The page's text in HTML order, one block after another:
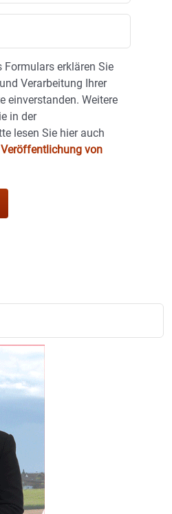
Formulars erklären Sie
Verarbeitung Ihrer
einverstanden. Weitere
in der
lesen Sie hier auch
von